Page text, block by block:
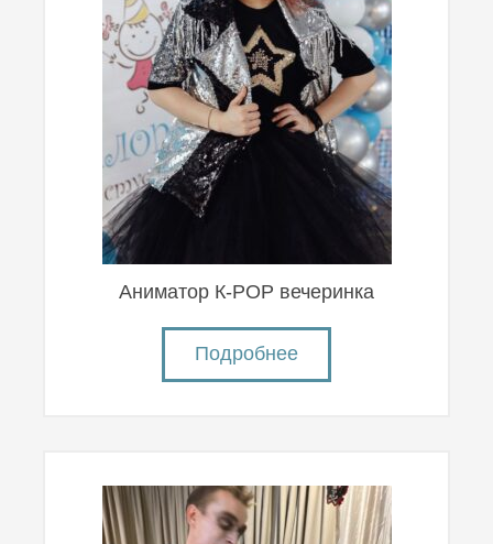
Аниматор К-POP вечеринка
Подробнее